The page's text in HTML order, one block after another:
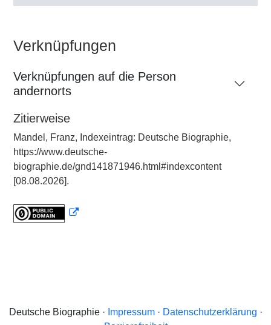
Verknüpfungen
Verknüpfungen auf die Person
andernorts
Zitierweise
Mandel, Franz, Indexeintrag: Deutsche Biographie,
https://www.deutsche-
biographie.de/gnd141871946.html#indexcontent
[08.08.2026].
Deutsche Biographie · Impressum· Datenschutzerklärung ·